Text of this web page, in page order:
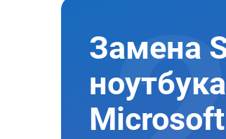
Замена
ноутбука